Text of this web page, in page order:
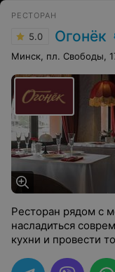
РЕСТОРАН
5.0 Огонёк
Минск, пл. Свободы,
Ресторан рядом с
насладиться
кухни и провести